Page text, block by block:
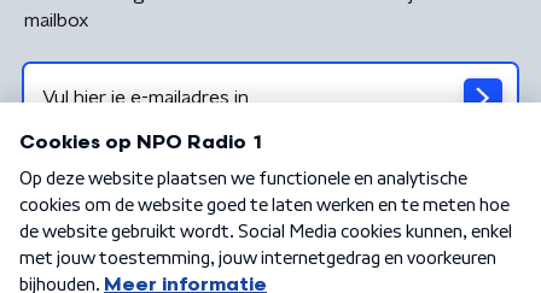
mailbox
Algemene voorwaarden Privacybeleid